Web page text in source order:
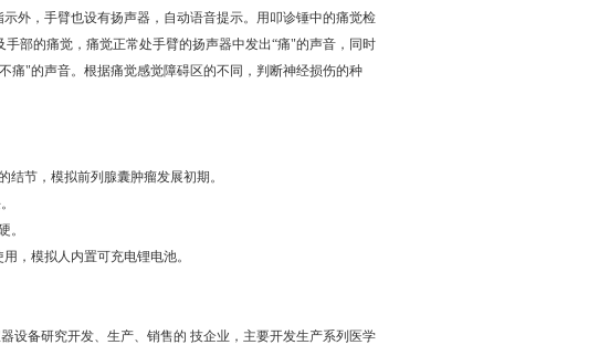
外，手臂也设有扬声器，自动语音提示。用叩诊锤中的痛觉检
部的痛觉，痛觉正常处手臂的扬声器中发出“痛"的声音，同时
痛"的声音。根据痛觉感觉障碍区的不同，判断神经损伤的种
结节，模拟前列腺囊肿瘤发展初期。
。
，模拟人内置可充电锂电池。
设备研究开发、生产、销售的 技企业，主要开发生产系列医学